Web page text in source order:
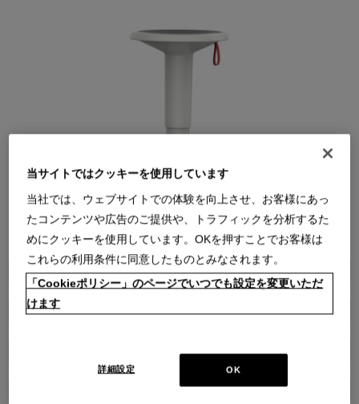
● ● ● ● ●
商品属性
家具
品番
当サイトではクッキーを使用しています
当社では、ウェブサイトでの体験を向上させ、お客様にあっ
たコンテンツや広告のご提供や、トラフィックを分析するた
めにクッキーを使用しています。OKを押すことでお客様は
これらの利用条件に同意したものとみなされます。
「Cookieポリシー」のページでいつでも設定を変更いただ
けます
OK
詳細設定